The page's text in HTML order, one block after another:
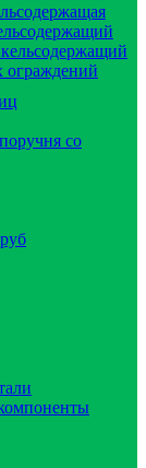
ограждений
со